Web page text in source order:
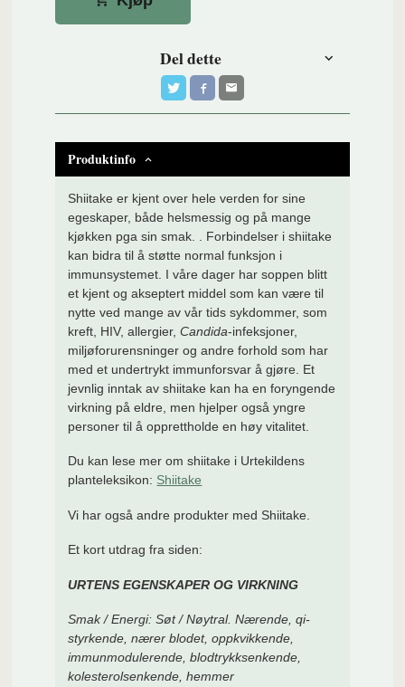
Del dette
Produktinfo
Shiitake er kjent over hele verden for sine
egeskaper, både helsmessig og på mange
kjøkken pga sin smak.
. Forbindelser i shiitake
kan bidra til å støtte normal funksjon i
immunsystemet. I våre dager har soppen blitt
et kjent og akseptert middel som kan være til
nytte ved mange av vår tids sykdommer, som
kreft, HIV, allergier, Candida-infeksjoner,
miljøforurensninger og andre forhold som har
med et undertrykt immunforsvar å gjøre. Et
jevnlig inntak av shiitake kan ha en foryngende
virkning på eldre, men hjelper også yngre
personer til å opprettholde en høy vitalitet.
Du kan lese mer om shiitake i Urtekildens
planteleksikon: Shiitake
Vi har også andre produkter med Shiitake.
Et kort utdrag fra siden:
URTENS EGENSKAPER OG VIRKNING
Smak / Energi: Søt / Nøytral. Nærende, qi-
styrkende, nærer blodet, oppkvikkende,
immunmodulerende, blodtrykksenkende,
kolesterolsenkende, hemmer